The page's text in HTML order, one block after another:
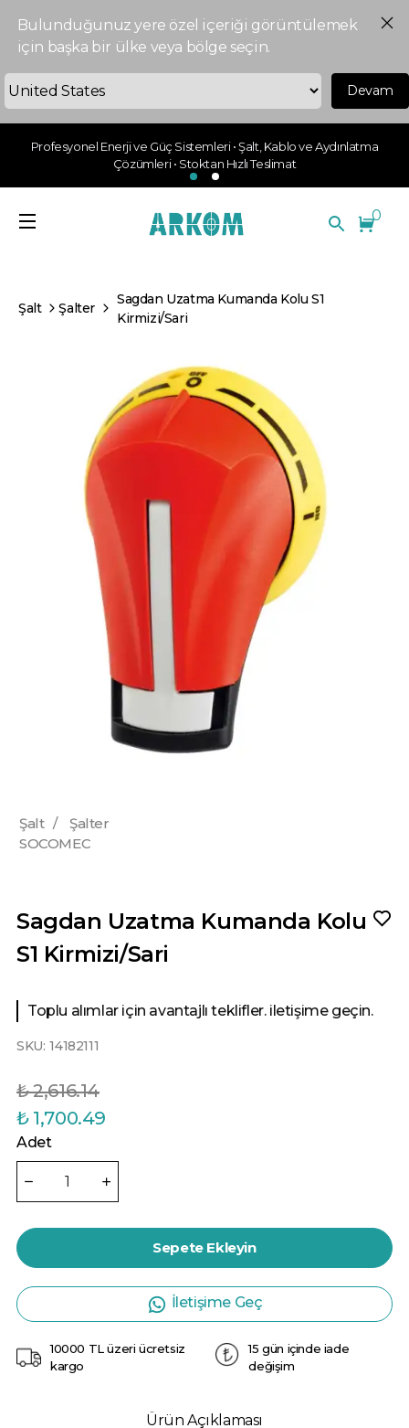
Bulunduğunuz yere özel içeriği görüntülemek
için başka bir ülke veya bölge seçin.
Devam
Profesyonel Enerji ve Güç Sistemleri • Şalt, Kablo ve Aydınlatma
Çözümleri • Stoktan Hızlı Teslimat
0
Şalt Şalter
Sagdan Uzatma Kumanda Kolu S1
Kirmizi/Sari
Şalt /
Şalter
SOCOMEC
Sagdan Uzatma Kumanda Kolu
S1 Kirmizi/Sari
Toplu alımlar için avantajlı teklifler. iletişime geçin.
SKU: 14182111
₺ 2,616.14
₺ 1,700.49
Adet
Sepete Ekleyin
İletişime Geç
10000 TL üzeri ücretsiz
kargo
15 gün içinde iade
değişim
Ürün Açıklaması